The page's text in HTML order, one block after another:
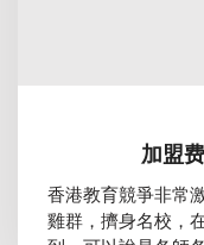
加盟
香港教育競爭非常
雞群，擠身名校，